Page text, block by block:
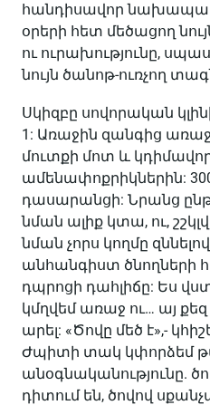
հանդիսավոր
օրերի հետ մեծացող
ու ուրախությունը,
նույն ծանոթ-ուռչող
Սկիզբը սովորական
1: Առաջին զանգից
մուտքի մոտ և
ամենափոքրիկներին:
դասարանցի: Նրանց
նման ալիք կտա, ու,
նման չորս կողմը
անհանգիստ ծնողների
դպրոցի դահլիճը: Ես
կմղվեմ առաջ ու… այ
արել: «Ծովը մեծ է»,-
Ժպիտի տակ կփորձեմ
անօգնականությունը.
դիտում են, ծովով